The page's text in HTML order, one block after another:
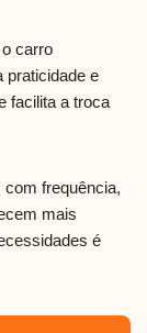
carro
praticidade e
facilita a troca
com frequência,
mais
é